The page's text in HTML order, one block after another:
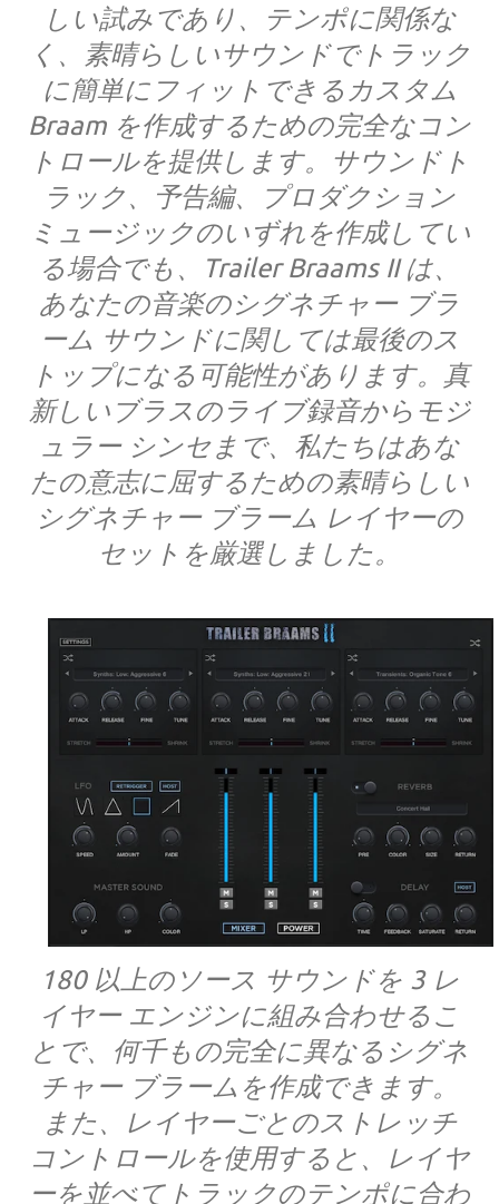
しい試みであり、テンポに関係な
く、素晴らしいサウンドでトラック
に簡単にフィットできるカスタム
Braam を作成するための完全なコン
トロールを提供します。サウンドト
ラック、予告編、プロダクション
ミュージックのいずれを作成してい
る場合でも、Trailer Braams II は、
あなたの音楽のシグネチャー ブラ
ーム サウンドに関しては最後のス
トップになる可能性があります。真
新しいブラスのライブ録音からモジ
ュラー シンセまで、私たちはあな
たの意志に屈するための素晴らしい
シグネチャー ブラーム レイヤーの
セットを厳選しました。
180 以上のソース サウンドを 3 レ
イヤー エンジンに組み合わせるこ
とで、何千もの完全に異なるシグネ
チャー ブラームを作成できます。
また、レイヤーごとのストレッチ
コントロールを使用すると、レイヤ
ーを並べてトラックのテンポに合わ